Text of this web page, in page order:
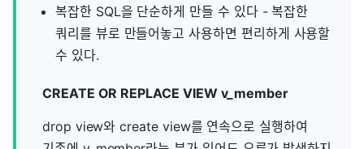
복잡한 SQL을 단순하게 만들 수 있다 - 복잡한
쿼리를 뷰로 만들어놓고 사용하면 편리하게 사용할
수 있다.
CREATE OR REPLACE VIEW v_member
drop view와 create view를 연속으로 실행하여